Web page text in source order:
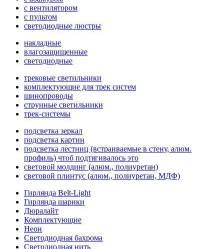
с вентилятором
с пультом
светодиодные люстры
накладные
влагозащищенные
светодиодные
трековые светильники
комплектующие для трек систем
шинопроводы
струнные светильники
трек-системы
подсветка зеркал
подсветка картин
подсветка лестниц (встраиваемые в стену, алюм.
профиль) чтоб подтягивалось это
световой молдинг (алюм., полиуретан)
световой плинтус (алюм., полиуретан, МДФ)
Гирлянда Belt-Light
Гирлянда шарики
Дюралайт
Комплектующие
Неон
Светодиодная бахрома
Светодиодная нить